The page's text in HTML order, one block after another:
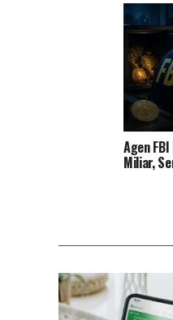
Agen
Miliar,